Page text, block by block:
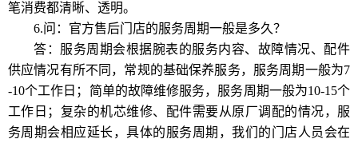
笔消费都清晰、透明。
6.问：官方售后门店的服务周期一般是多久？
答：服务周期会根据腕表的服务内容、故障情况、配件
供应情况有所不同，常规的基础保养服务，服务周期一般为7
-10个工作日；简单的故障维修服务，服务周期一般为10-15个
工作日；复杂的机芯维修、配件需要从原厂调配的情况，服
务周期会相应延长，具体的服务周期，我们的门店人员会在